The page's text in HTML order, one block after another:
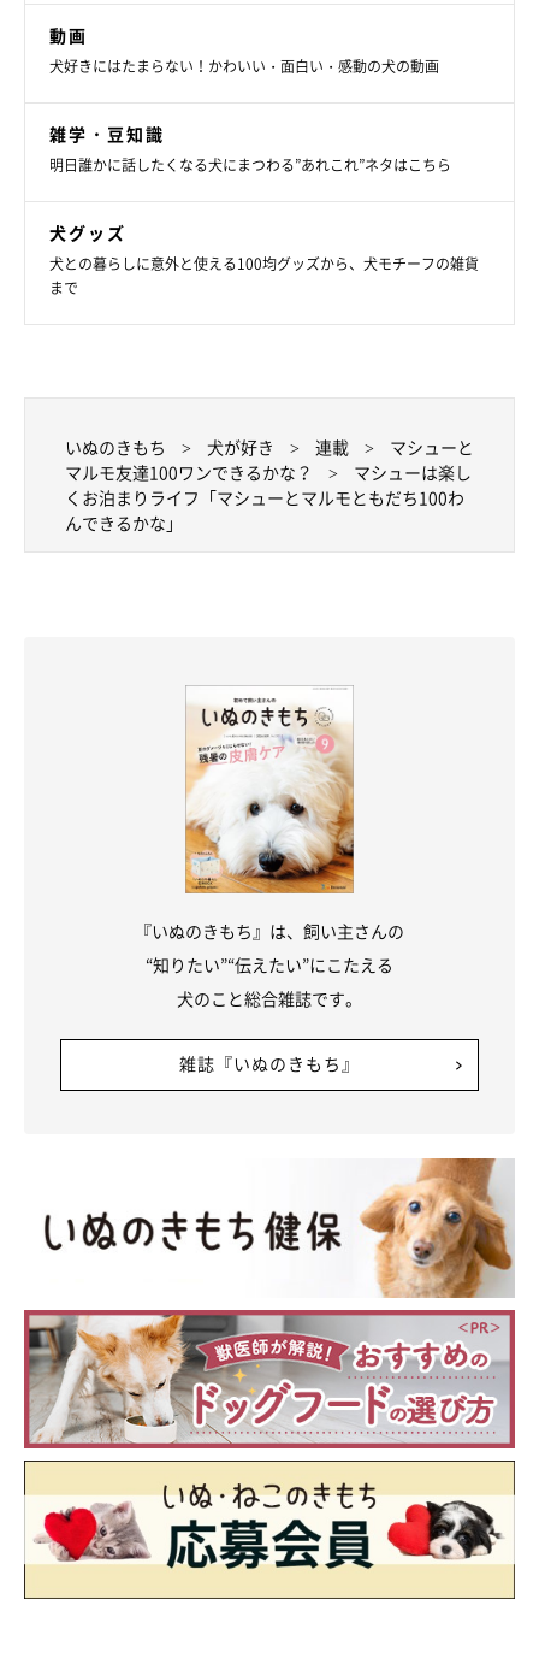
動画
犬好きにはたまらない！かわいい・面白い・感動の犬の動画
雑学・豆知識
明日誰かに話したくなる犬にまつわる”あれこれ”ネタはこちら
犬グッズ
犬との暮らしに意外と使える100均グッズから、犬モチーフの雑貨
まで
いぬのきもち 犬が好き 連載
マシューと
マルモ友達100ワンできるかな？
マシューは楽し
くお泊まりライフ「マシューとマルモともだち100わ
んできるかな」
『いぬのきもち』は、飼い主さんの
“知りたい”“伝えたい”にこたえる
犬のこと総合雑誌です。
雑誌『いぬのきもち』